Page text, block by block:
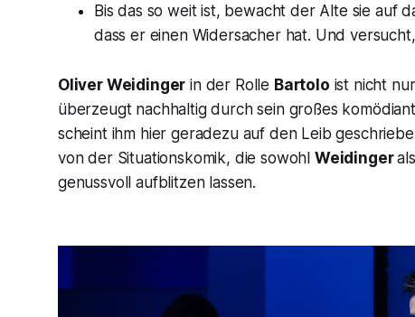
Bis das so weit ist, bewacht der Alte sie auf
dass er einen Widersacher hat. Und
Oliver Weidinger in der Rolle Bartolo ist nicht
überzeugt nachhaltig durch sein großes
scheint ihm hier geradezu auf den Leib
von der Situationskomik, die sowohl Weidinger
genussvoll aufblitzen lassen.